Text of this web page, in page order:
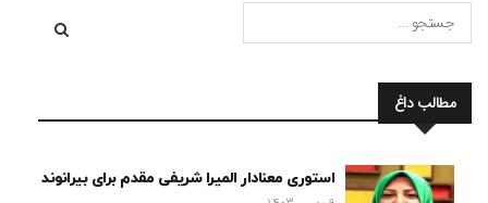
مطالب داغ
استوری معنادار المیرا شریفی مقدم برای بیرانوند